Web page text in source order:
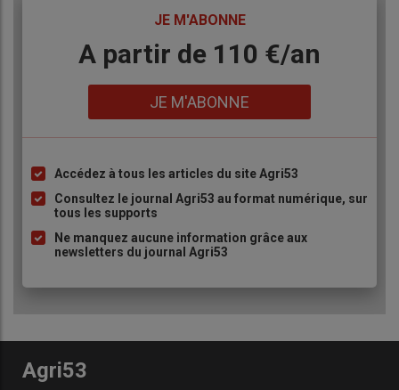
JE M'ABONNE
BodyA partir de 110 €/an
JE M'ABONNE
Liste
à
puce
Accédez à tous les articles du site Agri53
Consultez le journal Agri53 au format numérique, sur
tous les supports
Ne manquez aucune information grâce aux
newsletters du journal Agri53
Agri53